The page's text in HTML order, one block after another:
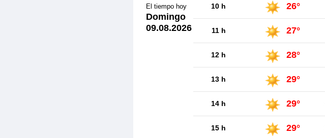
El tiempo hoy
Domingo
09.08.2026
10 h 26°
11 h 27°
12 h 28°
13 h 29°
14 h 29°
15 h 29°